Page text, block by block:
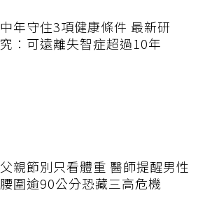
中年守住3項健康條件 最新研
究：可遠離失智症超過10年
父親節別只看體重 醫師提醒男性
腰圍逾90公分恐藏三高危機